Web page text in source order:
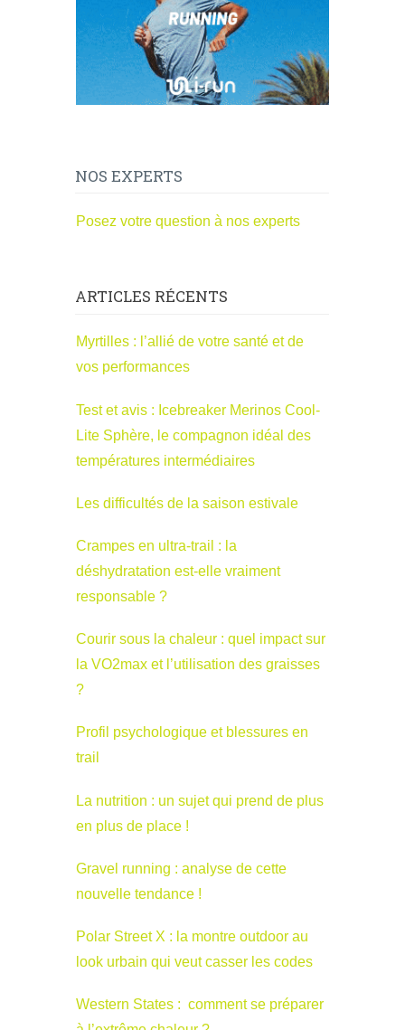
NOS EXPERTS
Posez votre question à nos experts
ARTICLES RÉCENTS
Myrtilles : l’allié de votre santé et de
vos performances
Test et avis : Icebreaker Merinos Cool-
Lite Sphère, le compagnon idéal des
températures intermédiaires
Les difficultés de la saison estivale
Crampes en ultra-trail : la
déshydratation est-elle vraiment
responsable ?
Courir sous la chaleur : quel impact sur
la VO2max et l’utilisation des graisses
?
Profil psychologique et blessures en
trail
La nutrition : un sujet qui prend de plus
en plus de place !
Gravel running : analyse de cette
nouvelle tendance !
Polar Street X : la montre outdoor au
look urbain qui veut casser les codes
Western States : comment se préparer